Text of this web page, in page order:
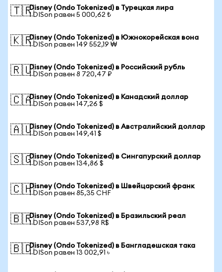
🇹🇷Disney (Ondo Tokenized) в Турецкая лира
1 DISon равен 5 000,62 ₺
🇰🇷Disney (Ondo Tokenized) в Южнокорейская вона
1 DISon равен 149 552,19 ₩
🇷🇺Disney (Ondo Tokenized) в Российский рубль
1 DISon равен 8 720,47 ₽
🇨🇦Disney (Ondo Tokenized) в Канадский доллар
1 DISon равен 147,26 $
🇦🇺Disney (Ondo Tokenized) в Австралийский доллар
1 DISon равен 149,41 $
🇸🇬Disney (Ondo Tokenized) в Сингапурский доллар
1 DISon равен 134,86 $
🇨🇭Disney (Ondo Tokenized) в Швейцарский франк
1 DISon равен 85,35 CHF
🇧🇷Disney (Ondo Tokenized) в Бразильский реал
1 DISon равен 537,98 R$
🇧🇩Disney (Ondo Tokenized) в Бангладешская така
1 DISon равен 13 002,91 ৳